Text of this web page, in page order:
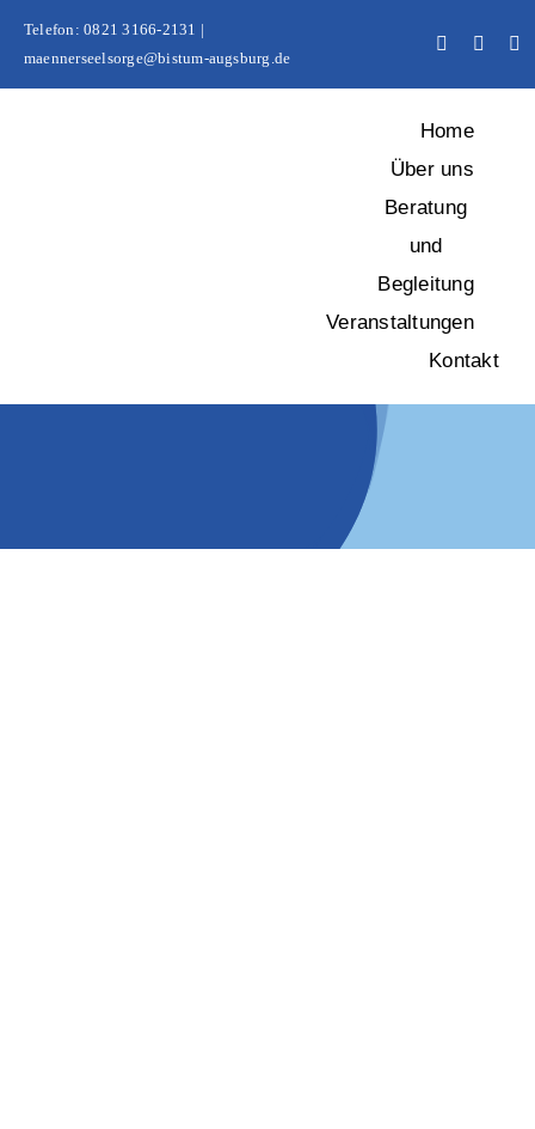
Inhalt
springen
Telefon: 0821 3166-2131 |
maennerseelsorge@bistum-augsburg.de
Home
Über uns
Beratung
und
Begleitung
Veranstaltungen
Kontakt